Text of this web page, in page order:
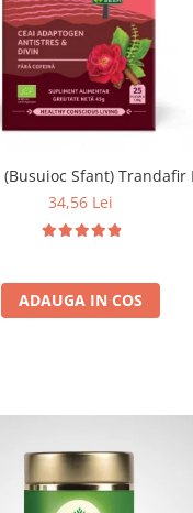
(Busuioc Sfant) Trandafir
34,56 Lei
ADAUGA IN COS